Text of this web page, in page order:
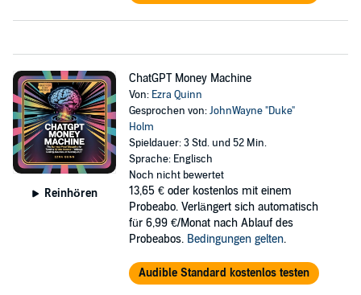
Reinhören
ChatGPT Money Machine
Von: Ezra Quinn
Gesprochen von:JohnWayne "Duke"
Holm
Spieldauer: 3 Std. und 52 Min.
Sprache: Englisch
Noch nicht bewertet
13,65 € oder kostenlos mit einem
Probeabo. Verlängert sich automatisch
für 6,99 €/Monat nach Ablauf des
Probeabos. Bedingungen gelten.
Audible Standard kostenlos testen